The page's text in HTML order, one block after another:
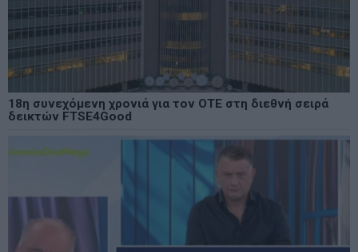
18η συνεχόμενη χρονιά για τον ΟΤΕ στη διεθνή σειρά
δεικτών FTSE4Good